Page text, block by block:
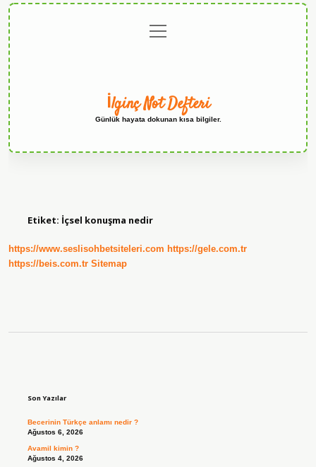
menüyü
aç
İlginç Not Defteri
Günlük hayata dokunan kısa bilgiler.
Etiket: İçsel konuşma nedir
https://www.seslisohbetsiteleri.com https://gele.com.tr
https://beis.com.tr Sitemap
Son Yazılar
Becerinin Türkçe anlamı nedir ?
Ağustos 6, 2026
Avamil kimin ?
Ağustos 4, 2026